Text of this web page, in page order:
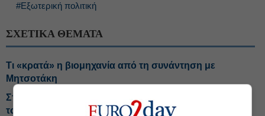
#Εξωτερική πολιτική
ΣΧΕΤΙΚΑ ΘΕΜΑΤΑ
Τι «κρατά» η βιομηχανία από τη συνάντηση με
Μητσοτάκη
Στην παρουσίαση της νέας εφαρμογής MYAGRO για
τους αγρότες ο Κυριάκος Μητσοτάκης